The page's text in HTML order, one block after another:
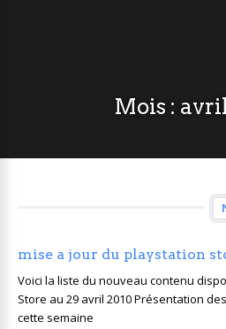
Mois :
mise a jour du playstation
Voici la liste du nouveau contenu
Store au 29 avril 2010 Présentation
cette semaine